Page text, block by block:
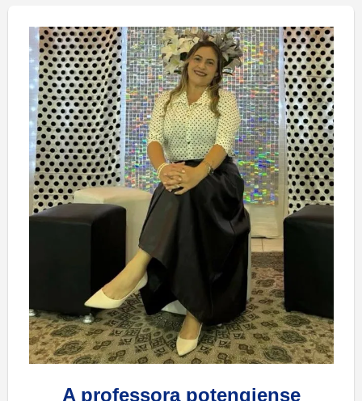
A professora potengiense